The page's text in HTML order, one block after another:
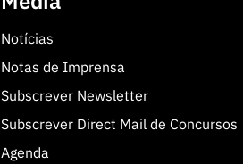
Notícias
Notas de Imprensa
Subscrever Newsletter
Subscrever Direct Mail de Concursos
Agenda